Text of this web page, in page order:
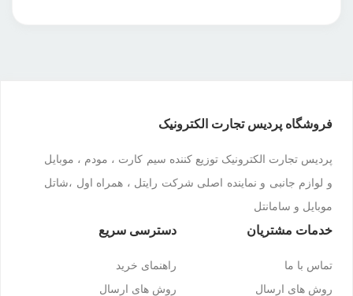
فروشگاه پردیس تجارت الکترونیک
پردیس تجارت الکترونیک توزیع کننده سیم کارت ، مودم ، موبایل
و لوازم جانبی و نماینده اصلی شرکت رایتل ، همراه اول ،شاتل
موبایل و سامانتل
خدمات مشتریان
تماس با ما
روش های ارسال
دسترسی سریع
راهنمای خرید
روش های ارسال